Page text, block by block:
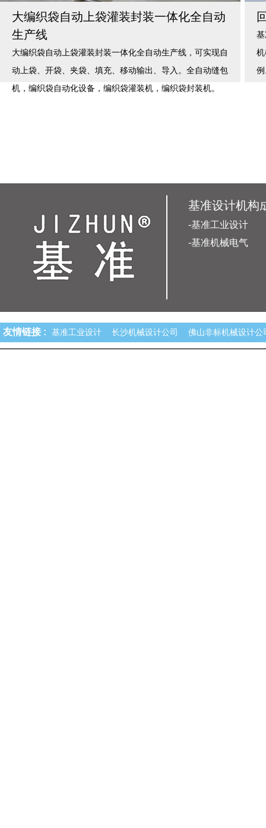
大编织袋自动上袋灌装封装一体化全自动
生产线
大编织袋自动上袋灌装封装一体化全自动生产线，可实现自
动上袋、开袋、夹袋、填充、移动输出、导入。全自动缝包
机，编织袋自动化设备，编织袋灌装机，编织袋封装机。
基准设计机构
-基准工业设计
-基准机械电气
友情链接 : 基准工业设计 长沙机械设计公司 佛山非标机械设计